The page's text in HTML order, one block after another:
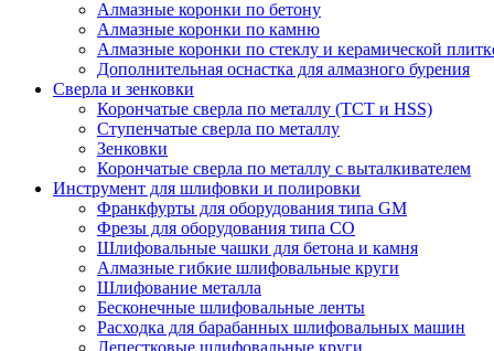
Алмазные коронки по бетону
Алмазные коронки по камню
Алмазные коронки по стеклу и керамической
Дополнительная оснастка для алмазного бурения
Сверла и зенковки
Корончатые сверла по металлу (TCT и HSS)
Ступенчатые сверла по металлу
Зенковки
Корончатые сверла по металлу c выталкивателем
Инструмент для шлифовки и полировки
Франкфурты для оборудования типа GM
Фрезы для оборудования типа СО
Шлифовальные чашки для бетона и камня
Алмазные гибкие шлифовальные круги
Шлифование металла
Бесконечные шлифовальные ленты
Расходка для барабанных шлифовальных машин
Лепестковые шлифовальные круги